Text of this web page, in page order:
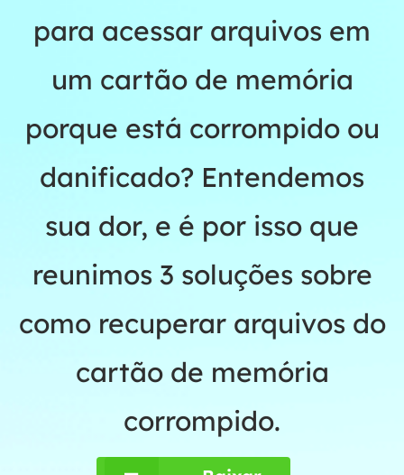
para acessar arquivos em
um cartão de memória
porque está corrompido ou
danificado? Entendemos
sua dor, e é por isso que
reunimos 3 soluções sobre
como recuperar arquivos do
cartão de memória
corrompido.